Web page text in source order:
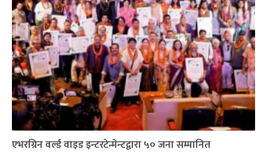
एभरग्रिन वर्ल्ड वाइड इन्टरटेन्मेन्टद्वारा ५० जना सम्मानित